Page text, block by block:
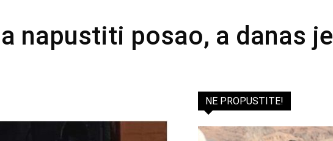
napustiti posao, a danas je
NE PROPUSTITE!